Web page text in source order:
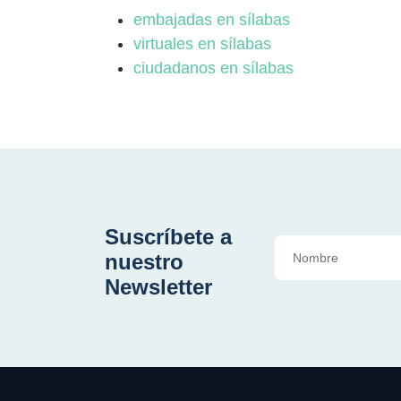
embajadas en sílabas
virtuales en sílabas
ciudadanos en sílabas
Suscríbete a
nuestro
Newsletter